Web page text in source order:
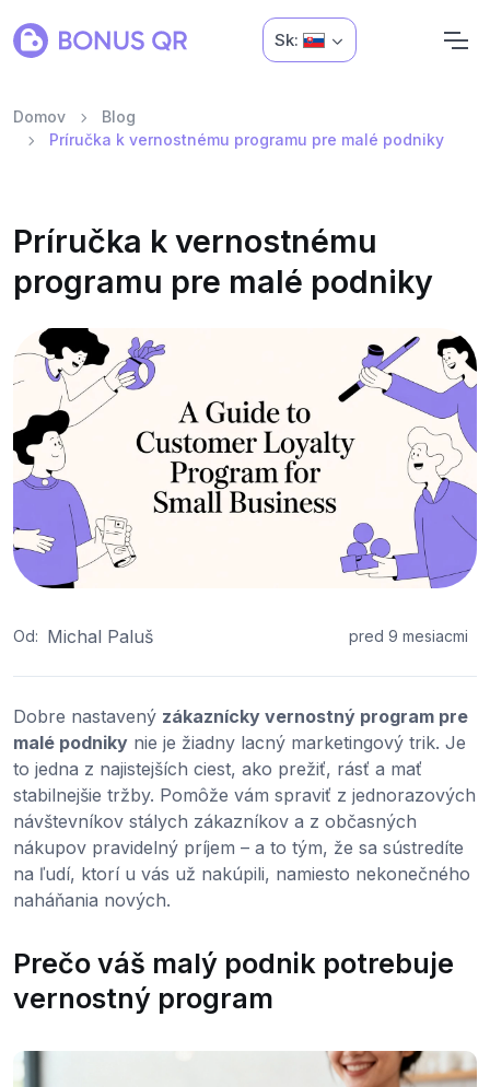
Sk:
Domov
Blog
Príručka k vernostnému programu pre malé podniky
Príručka k vernostnému
programu pre malé podniky
Od: Michal Paluš pred 9 mesiacmi
Dobre nastavený zákaznícky vernostný program pre
malé podniky nie je žiadny lacný marketingový trik. Je
to jedna z najistejších ciest, ako prežiť, rásť a mať
stabilnejšie tržby. Pomôže vám spraviť z jednorazových
návštevníkov stálych zákazníkov a z občasných
nákupov pravidelný príjem – a to tým, že sa sústredíte
na ľudí, ktorí u vás už nakúpili, namiesto nekonečného
naháňania nových.
Prečo váš malý podnik potrebuje
vernostný program